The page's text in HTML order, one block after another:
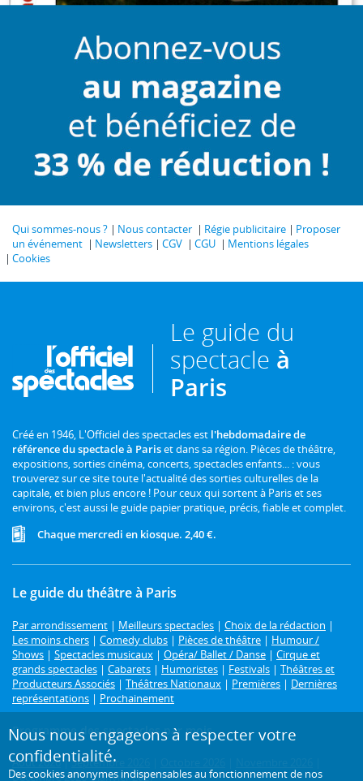
Qui sommes-nous ? Nous contacter Régie publicitaire
Proposer
un événement
Newsletters CGV CGU
Mentions légales
Cookies
Le guide du
spectacle à
Paris
Créé en 1946, L'Officiel des spectacles est l'hebdomadaire de
référence du spectacle à Pariset dans sa région. Pièces de théâtre,
expositions, sorties cinéma, concerts, spectacles enfants... : vous
trouverez sur ce site toute l'actualité des sorties culturelles de la
capitale, et bien plus encore ! Pour ceux qui sortent à Paris et ses
environs, c'est aussi le guide papier pratique, précis, fiable et complet.
Chaque mercredi en kiosque. 2,40 €.
Le guide du théâtre à Paris
Par arrondissement | Meilleurs spectacles | Choix de la rédaction |
Les moins chers | Comedy clubs | Pièces de théâtre | Humour /
Shows | Spectacles musicaux | Opéra/ Ballet / Danse | Cirque et
grands spectacles | Cabarets | Humoristes | Festivals | Théâtres et
Producteurs Associés | Théâtres Nationaux | Premières | Dernières
représentations | Prochainement
Programme des spectacles par mois
Août 2026|Septembre 2026
Décembre 2026|Janvier 2027
Nous nous engageons à respecter votre
confidentialité.
Des cookies anonymes indispensables au fonctionnement de nos